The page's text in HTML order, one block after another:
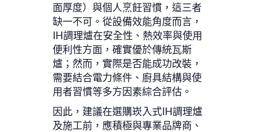
面厚度）與個人烹飪習慣，這三者
缺一不可。從設備效能角度而言，
IH調理爐在安全性、熱效率與使用
便利性方面，確實優於傳統瓦斯
爐；然而，實際是否能成功改裝，
需要結合電力條件、廚具結構與使
用者習慣等多方因素綜合評估。
因此，建議在選購崁入式IH調理爐
及施工前，應積極與專業品牌商、